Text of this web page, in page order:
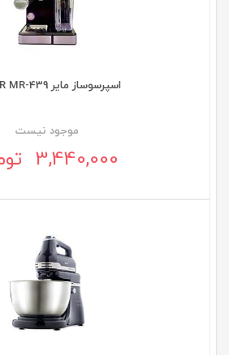
اسپرسوساز مایر MAIER MR-439
موجود نيست
3,440,000 تومان